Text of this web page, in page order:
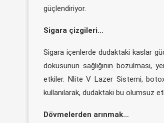
güçlendiriyor.
Sigara çizgileri…
Sigara içenlerde dudaktaki kaslar
dokusunun sağlığının bozulması,
etkiler. Nlite V Lazer Sistemi,
kullanılarak, dudaktaki bu olumsuz
Dövmelerden arınmak…